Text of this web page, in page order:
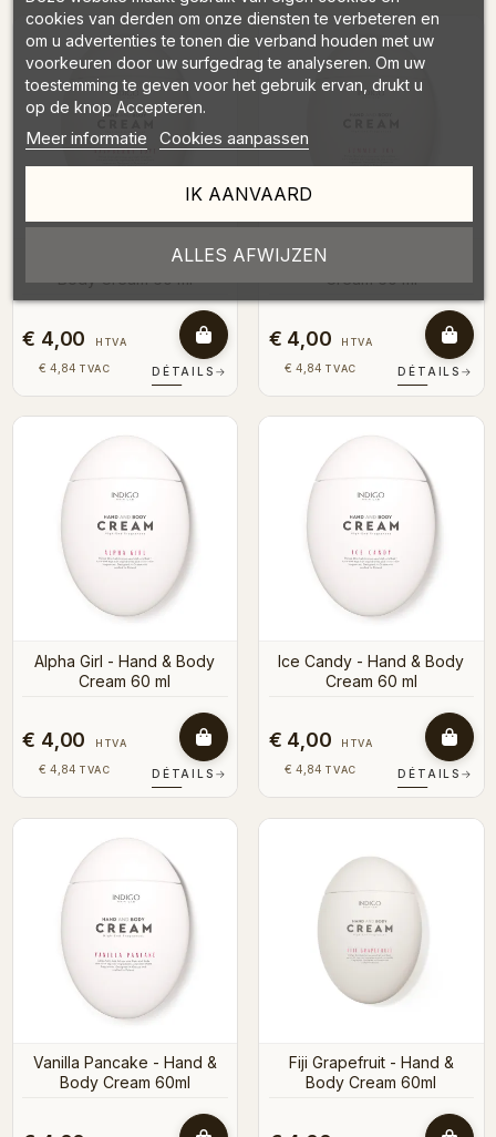
Raspberry Love - Hand &
Body Cream 60 ml
€ 4,00 HTVA
€ 4,84 TVAC DÉTAILS →
Summer Joy - Hand & Body
Cream 60 ml
€ 4,00 HTVA
€ 4,84 TVAC DÉTAILS →
Alpha Girl - Hand & Body
Cream 60 ml
€ 4,00 HTVA
€ 4,84 TVAC DÉTAILS →
Ice Candy - Hand & Body
Cream 60 ml
€ 4,00 HTVA
€ 4,84 TVAC DÉTAILS →
Vanilla Pancake - Hand &
Body Cream 60ml
Fiji Grapefruit - Hand &
Body Cream 60ml
cookies van derden om onze diensten te verbeteren en
om u advertenties te tonen die verband houden met uw
voorkeuren door uw surfgedrag te analyseren. Om uw
toestemming te geven voor het gebruik ervan, drukt u
op de knop Accepteren.
Meer informatie Cookies aanpassen
ALLES AFWIJZEN
IK AANVAARD